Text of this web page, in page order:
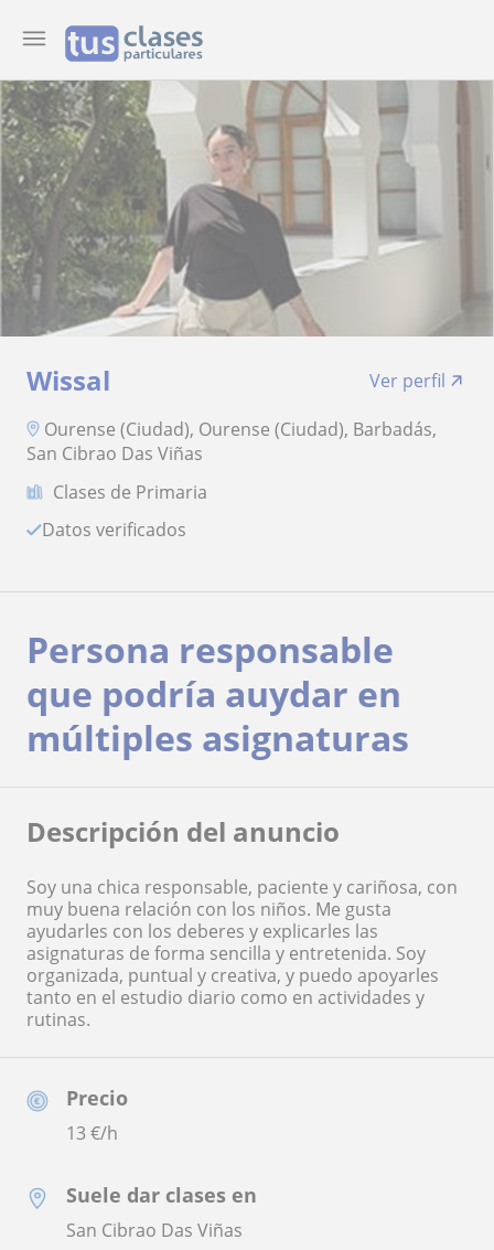
Wissal
Ver perfil
Ourense (Ciudad), Ourense (Ciudad), Barbadás,
San Cibrao Das Viñas
Clases de Primaria
Datos verificados
Precio
13 €/h
Suele dar clases en
San Cibrao Das Viñas
Persona responsable
que podría auydar en
múltiples asignaturas
Descripción del anuncio
Soy una chica responsable, paciente y cariñosa, con
muy buena relación con los niños. Me gusta
ayudarles con los deberes y explicarles las
asignaturas de forma sencilla y entretenida. Soy
organizada, puntual y creativa, y puedo apoyarles
tanto en el estudio diario como en actividades y
rutinas.